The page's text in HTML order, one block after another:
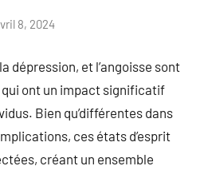
8, 2024
dépression, et l’angoisse sont
ont un impact significatif
Bien qu’différentes dans
ces états d’esprit
créant un ensemble